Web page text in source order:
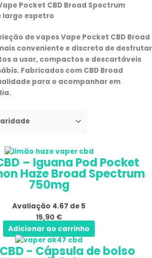
Pocket CBD Broad Spectrum
largo espetro
de vapes Vape Pocket CBD Broad
conveniente e discreta de desfrutar
a usar, compactos e descartáveis
Fabricados com CBD Broad
para o acompanhar em
– Iguana Pod Pocket
Haze Broad Spectrum
750mg
Avaliação 4.67 de 5
15,90 €
Adicionar ao carrinho
- Cápsula de bolso